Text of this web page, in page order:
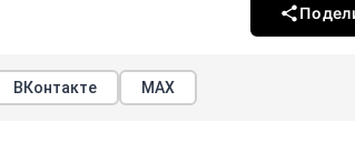
ВКонтакте МАХ